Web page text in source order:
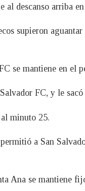
al descanso arriba
supieron
se mantiene en el
FC, y le
minuto 25.
a San
Ana se mantiene